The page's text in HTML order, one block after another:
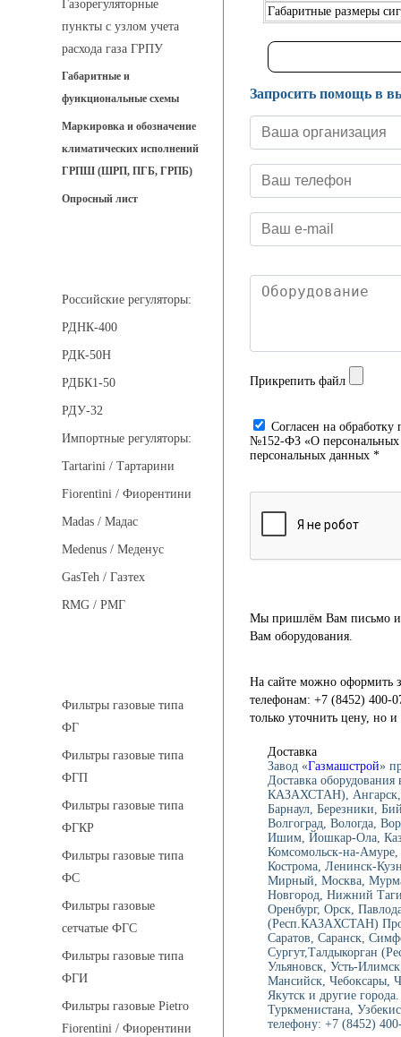
Газорегуляторные
пункты с узлом учета
расхода газа ГРПУ
Габаритные и
функциональные схемы
Маркировка и обозначение
климатических исполнений
ГРПШ (ШРП, ПГБ, ГРПБ)
Опросный лист
Российские регуляторы:
РДНК-400
РДК-50Н
РДБК1-50
РДУ-32
Импортные регуляторы:
Tartarini / Тартарини
Fiorentini / Фиорентини
Madas / Мадас
Medenus / Меденус
GasTeh / Газтех
RMG / РМГ
Фильтры газовые типа
ФГ
Фильтры газовые типа
ФГП
Фильтры газовые типа
ФГКР
Фильтры газовые типа
ФС
Фильтры газовые
сетчатые ФГС
Фильтры газовые типа
ФГИ
Фильтры газовые Pietro
Fiorentini / Фиорентини
Габаритные размеры
Запросить помощь в
Прикрепить файл
Cогласен на
№152-ФЗ «О персональных
персональных данных *
Мы пришлём Вам письмо и
Вам оборудования.
На сайте можно оформить
телефонам: +7 (8452) 400-
только уточнить цену, но
Доставка
Завод «Газмашстрой»
Доставка
КАЗАХСТАН), Ангарск,
Барнаул, Березники,
Волгоград, Вологда,
Ишим, Йошкар-Ола,
Комсомольск-на-
Кострома, Ленинск-
Мирный, Москва,
Новгород, Нижний
Оренбург, Орск,
(Респ.КАЗАХСТАН)
Саратов, Саранск,
Сургут,Талдыкорган
Ульяновск, Усть-
Мансийск, Чебоксары,
Якутск и другие
Туркменистана,
телефону: +7 (8452)